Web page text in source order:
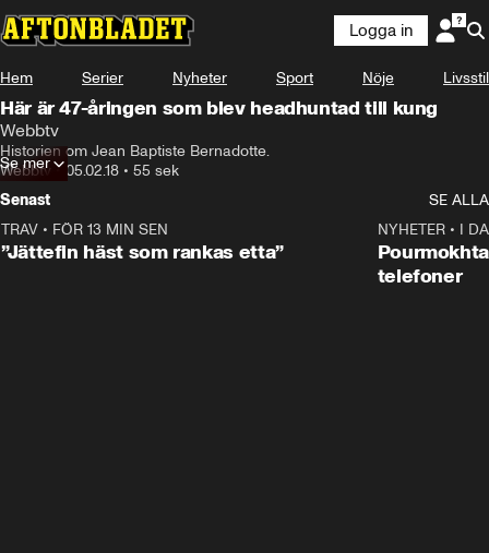
Logga in
Hem Serier Nyheter Sport Nöje Livsstil
Här är 47-åringen som blev headhuntad till kung
Webbtv
Historien om Jean Baptiste Bernadotte.
Webbtv • 05.02.18 • 55 sek
Se mer
Senast
SE ALLA
TRAV • FÖR 13 MIN SEN
”Jättefin häst som rankas etta”
NYHETER• I
telefoner